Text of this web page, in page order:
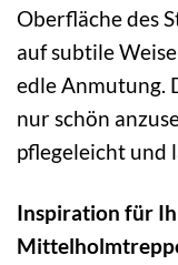
Oberfläche des
auf subtile
edle Anmutung.
nur schön
pflegeleicht und
Inspiration für